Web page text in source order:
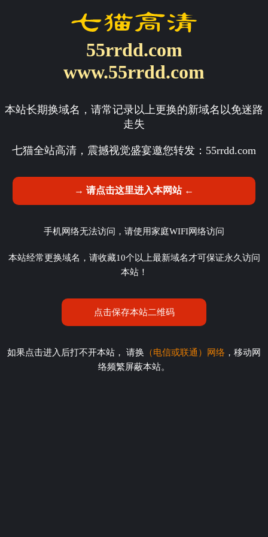
55rrdd.com
www.55rrdd.com
本站长期换域名，请常记录以上更换的新域名以免迷路
走失
七猫全站高清，震撼视觉盛宴邀您转发： 55rrdd.com
→ 请点击这里进入本网站 ←
手机网络无法访问，请使用家庭WIFI网络访问
本站经常更换域名，请收藏10个以上最新域名才可保证永久访问
本站！
点击保存本站二维码
如果点击进入后打不开本站， 请换 （电信或联通）网络 ，移动网
络频繁屏蔽本站。